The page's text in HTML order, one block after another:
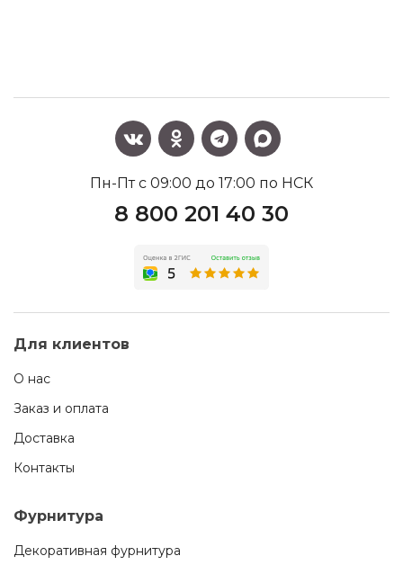
Пн-Пт с 09:00 до 17:00 по НСК
8 800 201 40 30
Для клиентов
О нас
Заказ и оплата
Доставка
Контакты
Фурнитура
Декоративная фурнитура